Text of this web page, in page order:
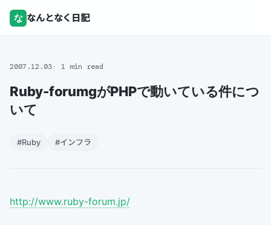
な なんとなく日記
2007.12.03 1 min read
Ruby-forumgがPHPで動いている件につ
いて
#Ruby #インフラ
http://www.ruby-forum.jp/